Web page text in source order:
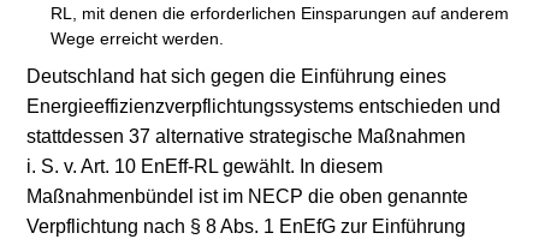
RL, mit denen die erforderlichen Einsparungen auf anderem
Wege erreicht werden.
Deutschland hat sich gegen die Einführung eines
Energieeffizienzverpflichtungssystems entschieden und
stattdessen 37 alternative strategische Maßnahmen
i. S. v. Art. 10 EnEff-RL gewählt. In diesem
Maßnahmenbündel ist im NECP die oben genannte
Verpflichtung nach § 8 Abs. 1 EnEfG zur Einführung